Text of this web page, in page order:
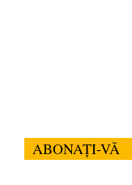
ABONAȚI-VĂ